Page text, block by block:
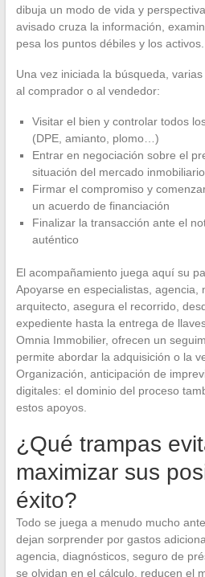
dibuja un modo de vida y
avisado cruza la información,
pesa los puntos débiles y los activos.
Una vez iniciada la búsqueda,
al comprador o al vendedor:
Visitar el bien y controlar todos
(DPE, amianto, plomo…)
Entrar en negociación sobre el
situación del mercado inmobiliario
Firmar el compromiso y
un acuerdo de financiación
Finalizar la transacción ante el
auténtico
El acompañamiento juega aquí su
Apoyarse en especialistas, agencia,
arquitecto, asegura el recorrido,
expediente hasta la entrega de
Omnia Immobilier, ofrecen un
permite abordar la adquisición o la
Organización, anticipación de
digitales: el dominio del proceso
estos apoyos.
¿Qué trampas
maximizar sus
éxito?
Todo se juega a menudo mucho
dejan sorprender por gastos
agencia, diagnósticos, seguro de
se olvidan en el cálculo, reducen el